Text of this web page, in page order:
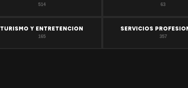
514 63
TURISMO Y ENTRETENCION
165
SERVICIOS
357